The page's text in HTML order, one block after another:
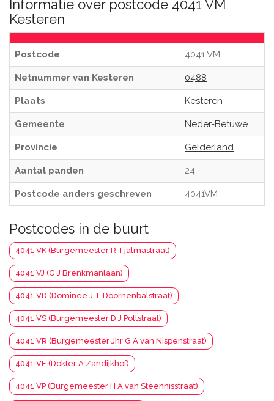
Informatie over postcode 4041 VM
Kesteren
Postcode 4041 VM
Netnummer van Kesteren 0488
Plaats Kesteren
Gemeente Neder-Betuwe
Provincie Gelderland
Aantal panden 24
Postcode anders geschreven 4041VM
Postcodes in de buurt
4041 VK (Burgemeester R Tjalmastraat)
4041 VJ (G J Brenkmanlaan)
4041 VD (Dominee J T Doornenbalstraat)
4041 VS (Burgemeester D J Pottstraat)
4041 VR (Burgemeester Jhr G A van Nispenstraat)
4041 VE (Dokter A Zandijkhof)
4041 VP (Burgemeester H A van Steennisstraat)